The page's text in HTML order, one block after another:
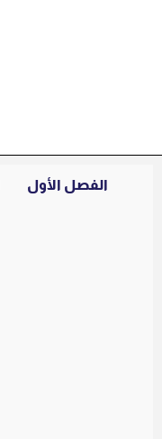
الفصل الأول